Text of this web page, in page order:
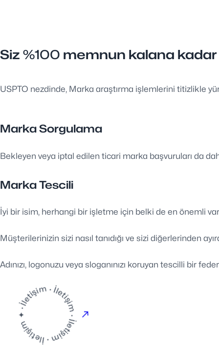
Siz %100 memnun kalana kadar
USPTO nezdinde, Marka araştırma işlemlerini titizlikle
Marka Sorgulama
Bekleyen veya iptal edilen ticari marka başvuruları da
Marka Tescili
İyi bir isim, herhangi bir işletme için belki de en önemli
Müşterilerinizin sizi nasıl tanıdığı ve sizi diğerlerinden
Adınızı, logonuzu veya sloganınızı koruyan tescilli bir
İletişim · İletişim · İletişim · İletişim ✦ ·